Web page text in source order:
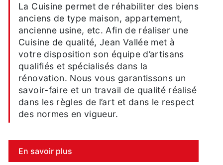
La Cuisine permet de réhabiliter des biens
anciens de type maison, appartement,
ancienne usine, etc. Afin de réaliser une
Cuisine de qualité, Jean Vallée met à
votre disposition son équipe d’artisans
qualifiés et spécialisés dans la
rénovation. Nous vous garantissons un
savoir-faire et un travail de qualité réalisé
dans les règles de l’art et dans le respect
des normes en vigueur.
En savoir plus